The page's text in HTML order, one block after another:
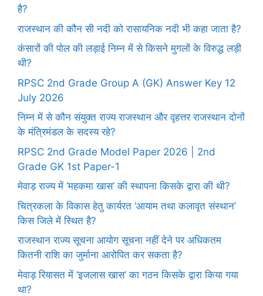
है?
राजस्थान की कौन सी नदी को रासायनिक नदी भी कहा जाता है?
कंसारों की पोल की लड़ाई निम्न में से किसने मुगलों के विरुद्ध लड़ी
थी?
RPSC 2nd Grade Group A (GK) Answer Key 12
July 2026
निम्न में से कौन संयुक्त राज्य राजस्थान और वृहत्तर राजस्थान दोनों
के मंत्रिमंडल के सदस्य रहे?
RPSC 2nd Grade Model Paper 2026 | 2nd
Grade GK 1st Paper-1
मेवाड़ राज्य में ‘महकमा खास’ की स्थापना किसके द्वारा की थी?
चित्रकला के विकास हेतु कार्यरत ‘आयाम तथा कलावृत संस्थान’
किस जिले में स्थित है?
राजस्थान राज्य सूचना आयोग सूचना नहीं देने पर अधिकतम
कितनी राशि का जुर्माना आरोपित कर सकता है?
मेवाड़ रियासत में ‘इजलास खास’ का गठन किसके द्वारा किया गया
था?